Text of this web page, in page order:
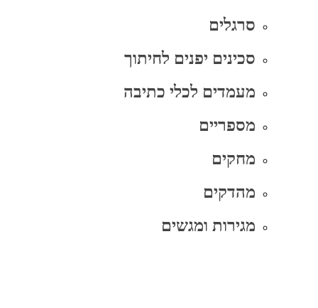
סרגלים
סכינים יפנים לחיתוך
מעמדים לכלי כתיבה
מספריים
מחקים
מהדקים
מגירות ומגשים